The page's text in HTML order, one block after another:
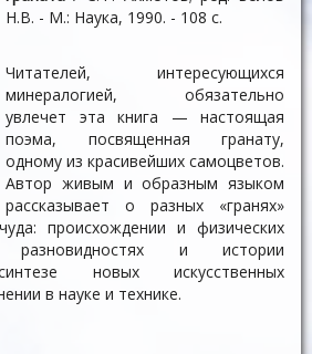
Н.В. - М.: Наука, 1990. - 108 c.
Читателей, интересующихся
минералогией, обязательно
увлечет эта книга — настоящая
поэма, посвященная гранату,
одному из красивейших самоцветов.
Автор живым и образным языком
рассказывает о разных «гранях»
происхождении и физических
и истории
новых искусственных
в науке и технике.